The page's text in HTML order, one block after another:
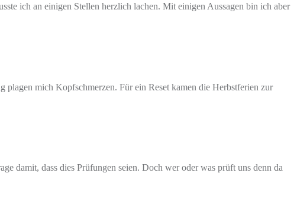
ich an einigen Stellen herzlich lachen. Mit einigen Aussagen bin ich aber
mich Kopfschmerzen. Für ein Reset kamen die Herbstferien zur
damit, dass dies Prüfungen seien. Doch wer oder was prüft uns denn da